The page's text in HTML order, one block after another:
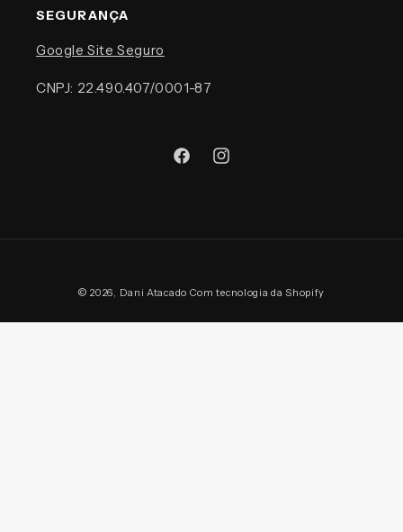
SEGURANÇA
Google Site Seguro
CNPJ: 22.490.407/0001-87
FacebookInstagram
de
© 2026, Dani Atacado Com tecnologia da Shopify